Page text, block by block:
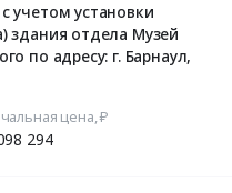
учетом установки
здания отдела Музей
по адресу: г. Барнаул,
цена, ₽
294